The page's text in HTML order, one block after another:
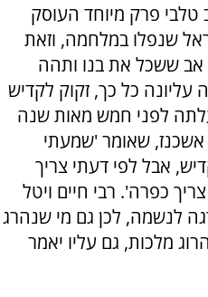
פרק מיוחד העוסק
שנפלו במלחמה, וזאת
ששכל את בנו ותהה
כל כך, זקוק לקדיש
לפני חמש מאות שנה
אשכנז, שאומר 'שמעתי
אבל לפי דעתי צריך
כפרה'. רבי חיים ויטל
לנשמה, לכן גם מי שנהרג
מלכות, גם עליו יאמר